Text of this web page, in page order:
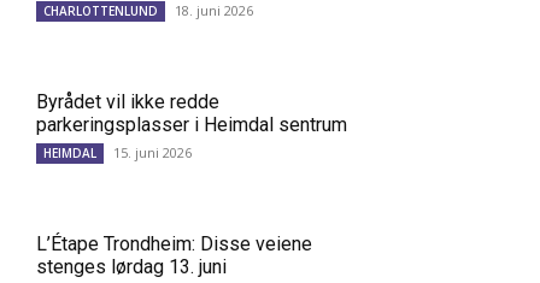
CHARLOTTENLUND 18. juni 2026
Byrådet vil ikke redde
parkeringsplasser i Heimdal sentrum
HEIMDAL 15. juni 2026
L’Étape Trondheim: Disse veiene
stenges lørdag 13. juni